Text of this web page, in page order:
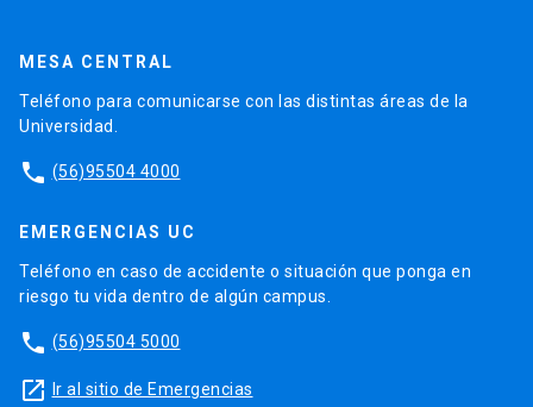
MESA CENTRAL
Teléfono para comunicarse con las distintas áreas de la
Universidad.
phone (56)95504 4000
EMERGENCIAS UC
Teléfono en caso de accidente o situación que ponga en
riesgo tu vida dentro de algún campus.
phone (56)95504 5000
launch Ir al sitio de Emergencias